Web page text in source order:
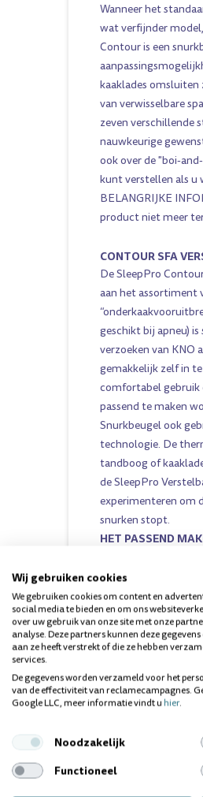
Wanneer het
wat verfijnder
Contour is een
kaaklades omsluiten
van verwisselbare
zeven verschillende
nauwkeurige
ook over de "boi-
kunt verstellen als u
BELANGRIJKE
product niet meer
CONTOUR SFA
De SleepPro
aan het assortiment
geschikt bij apneu)
verzoeken van KNO
gemakkelijk zelf in
comfortabel gebruik
passend te maken
Snurkbeugel ook
technologie. De
tandboog of
de SleepPro
experimenteren om
snurken stopt.
HET PASSEND
Het bovenste en
ondergedompeld in
bijt u gelijktijdig in
iets naar voren
Maak het
Haal het
gellagen uit te
Bevestig één
mondstuk.
Het mondstuk is
te vinden
Wij gebruiken cookies
We gebruiken cookies om content en
social media te bieden en om ons
over uw gebruik van onze site met onze
analyse. Deze partners kunnen deze
aan ze heeft verstrekt of die ze hebben
services.
De gegevens worden verzameld voor het
van de effectiviteit van reclamecampagnes.
Google LLC, meer informatie vindt uhier.
Noodzakelijk
Functioneel